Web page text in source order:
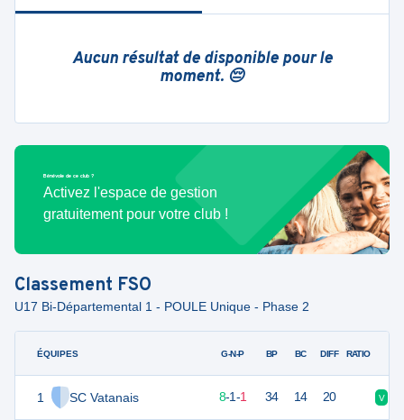
Aucun résultat de disponible pour le
moment. 😔
Bénévole de ce club ?
Activez l'espace de gestion
gratuitement pour votre club !
Classement FSO
U17 Bi-Départemental 1 - POULE Unique - Phase 2
ÉQUIPES
1 SC Vatanais
G-N-P BP BC DIFF RATIO
8-1-1 34 14 20 V